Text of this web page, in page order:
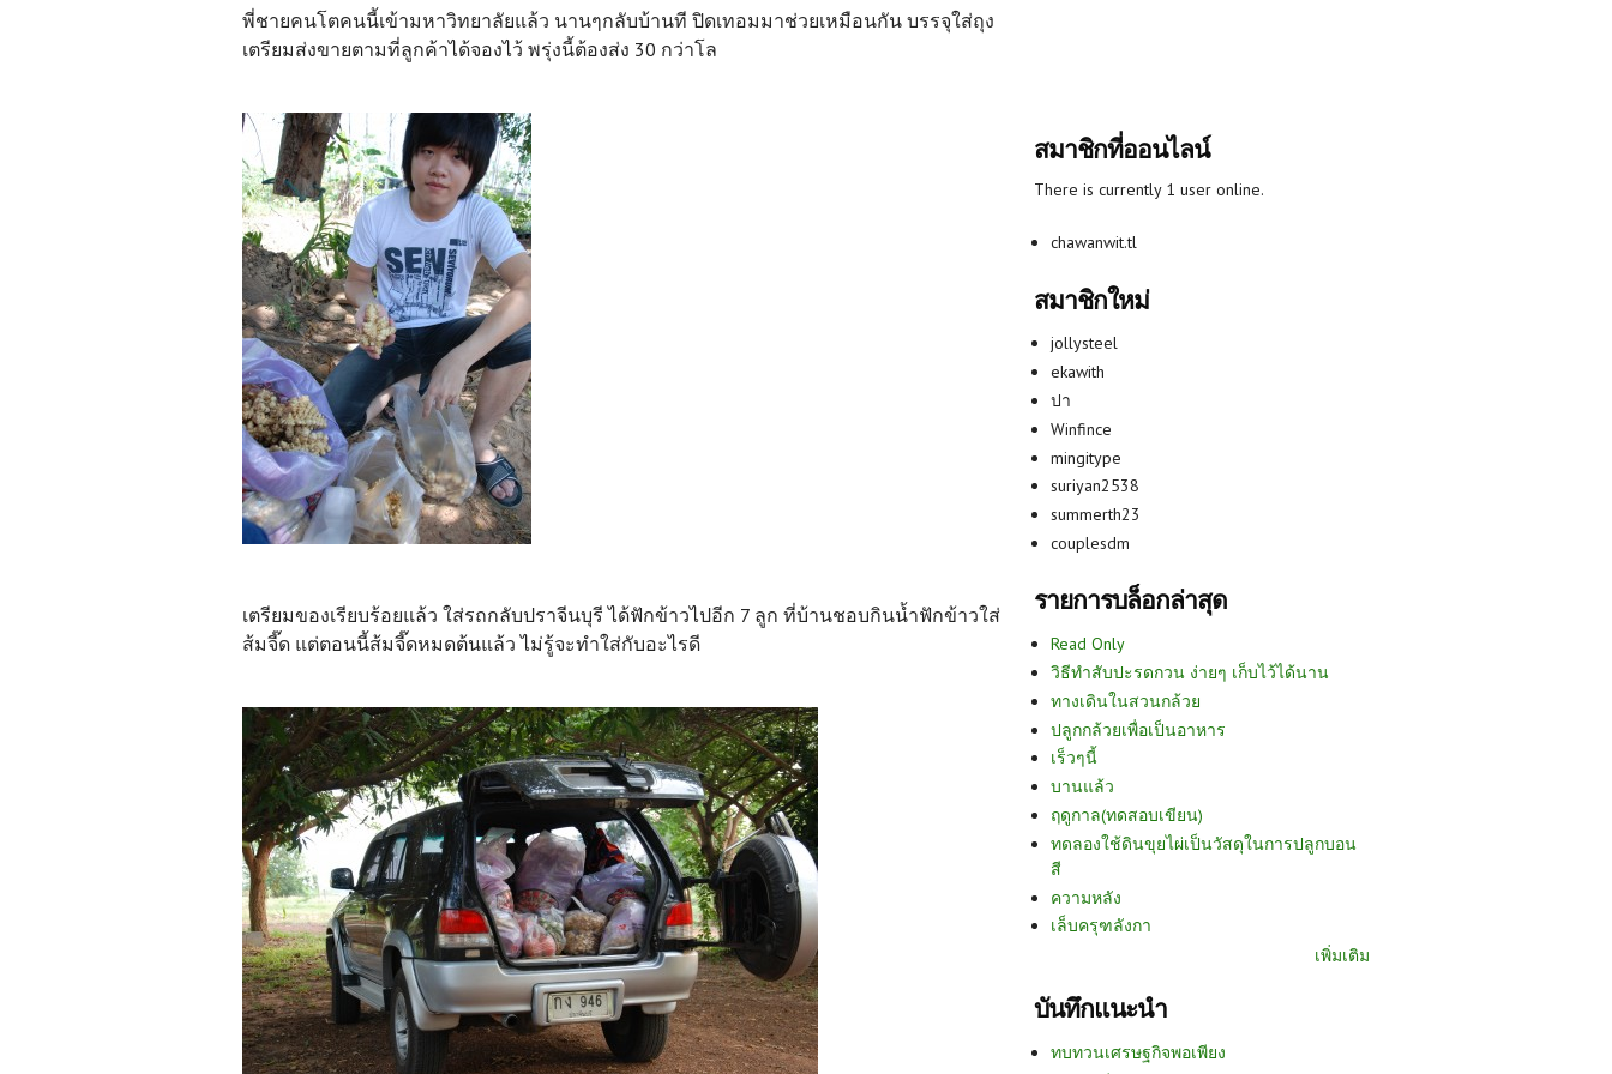
พี่ชายคนโตคนนี้เข้ามหาวิทยาลัยแล้ว นานๆกลับบ้านที ปิดเทอมมาช่วยเหมือนกัน บรรจุใส่ถุง
เตรียมส่งขายตามที่ลูกค้าได้จองไว้ พรุ่งนี้ต้องส่ง 30 กว่าโล
เตรียมของเรียบร้อยแล้ว ใส่รถกลับปราจีนบุรี ได้ฟักข้าวไปอีก 7 ลูก ที่บ้านชอบกินน้ำฟักข้าวใส่
ส้มจี๊ด แต่ตอนนี้ส้มจี๊ดหมดต้นแล้ว ไม่รู้จะทำใส่กับอะไรดี
สมาชิกที่ออนไลน์
There is currently 1 user online.
chawanwit.tl
สมาชิกใหม่
jollysteel
ekawith
ปา
Winfince
mingitype
suriyan2538
summerth23
couplesdm
รายการบล็อกล่าสุด
Read Only
วิธีทำสับปะรดกวน ง่ายๆ เก็บไว้ได้นาน
ทางเดินในสวนกล้วย
ปลูกกล้วยเพื่อเป็นอาหาร
เร็วๆนี้
บานแล้ว
ฤดูกาล(ทดสอบเขียน)
ทดลองใช้ดินขุยไผ่เป็นวัสดุในการปลูกบอน
สี
ความหลัง
เล็บครุฑลังกา
เพิ่มเติม
บันทึกแนะนำ
ทบทวนเศรษฐกิจพอเพียง